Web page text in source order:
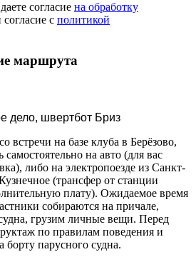
согласие на обработку
согласие с политикой
маршрута
встречи на базе клуба в Берёзово,
на авто (для вас
либо на электропоезде из Санкт-
(трансфер от станции
плату). Ожидаемое время
собираются на причале,
грузим личные вещи. Перед
по правилам поведения и
борту парусного судна.